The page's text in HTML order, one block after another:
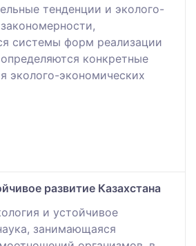
тенденции и эколого-
системы форм реализации
конкретные
эколого-экономических
развитие Казахстана
и устойчивое
занимающаяся